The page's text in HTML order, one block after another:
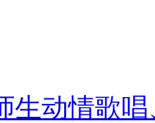
生动情歌